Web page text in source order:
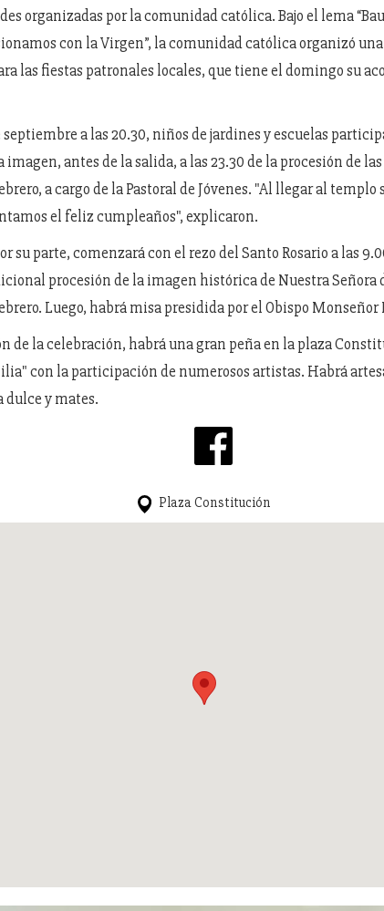
organizadas por la comunidad católica. Bajo el lema
con la Virgen”, la comunidad católica organizó
las fiestas patronales locales, que tiene el domingo su
septiembre a las 20.30, niños de jardines y escuelas
antes de la salida, a las 23.30 de la procesión de
a cargo de la Pastoral de Jóvenes. "Al llegar al templo
el feliz cumpleaños", explicaron.
su parte, comenzará con el rezo del Santo Rosario a las
procesión de la imagen histórica de Nuestra Señora
Luego, habrá misa presidida por el Obispo Monseñor
de la celebración, habrá una gran peña en la plaza
con la participación de numerosos artistas. Habrá
dulce y mates.
Plaza Constitución